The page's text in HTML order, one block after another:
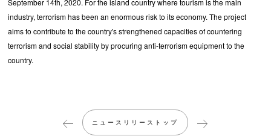
September 14th, 2020. For the island country where tourism is the main
industry, terrorism has been an enormous risk to its economy. The project
aims to contribute to the country's strengthened capacities of countering
terrorism and social stability by procuring anti-terrorism equipment to the
country.
ニュースリリーストップ